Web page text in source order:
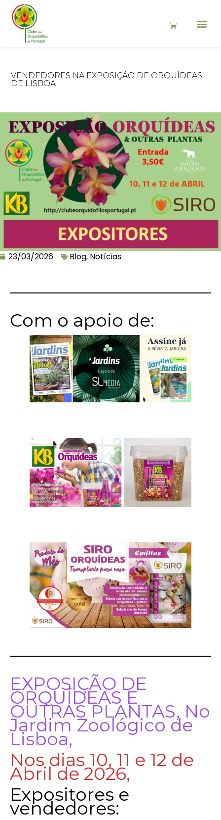
VENDEDORES NA EXPOSIÇÃO DE ORQUÍDEAS
DE LISBOA
23/03/2026 Blog, Notícias
Com o apoio de:
EXPOSIÇÃO DE
ORQUÍDEAS E
OUTRAS PLANTAS, No
Jardim Zoológico de
Lisboa,
Nos dias 10, 11 e 12 de
Abril de 2026,
Expositores e
vendedores: